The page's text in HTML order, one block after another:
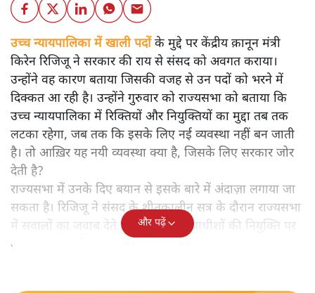
उच्च न्यायपालिका में खाली पदोंके मुद्दे पर केंद्रीय क़ानून मंत्री
किरेन रिजिजू ने सरकार की राय से संसद को अवगत कराया।
उन्होंने वह कारण बताया जिसकी वजह से उन पदों को भरने में
दिक्कत आ रही है। उन्होंने गुरुवार को राज्यसभा को बताया कि
उच्च न्यायपालिका में रिक्तियों और नियुक्तियों का मुद्दा तब तक
लटका रहेगा, जब तक कि इसके लिए नई व्यवस्था नहीं बन जाती
है। तो आख़िर यह नयी व्यवस्था क्या है, जिसके लिए सरकार जोर
देती है?
राज्यसभा में उनके दिए बयान से इसके बारे में अंदाज़ा लगाया जा
सकता है। रिजिजू ने संसद के शीतकालीन सत्र के दौरान राज्यसभा
में सवालों का जवाब देते हुए कहा कि न्यायाधीशों की नियुक्ति पर
केंद्र के पास सीमित अधिकार हैं।
और पढ़ें